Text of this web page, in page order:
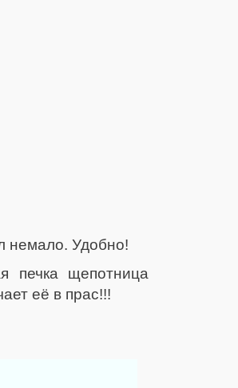
немало. Удобно!
печка щепотница
её в прас!!!